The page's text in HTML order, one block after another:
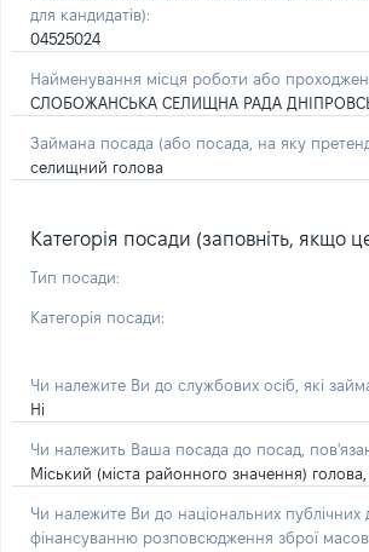
для кандидатів):
04525024
Найменування місця роботи або
СЛОБОЖАНСЬКА СЕЛИЩНА РАДА
Займана посада (або посада, на яку
селищний голова
Категорія посади (заповніть, якщо
Тип посади:
Категорія посади:
Чи належите Ви до службових осіб, які
Ні
Чи належить Ваша посада до посад,
Міський (міста районного значення)
Чи належите Ви до національних публічних
фінансуванню розповсюдження зброї